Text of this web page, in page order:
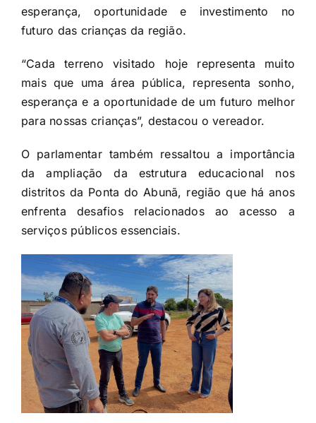
esperança, oportunidade e investimento no
futuro das crianças da região.
“Cada terreno visitado hoje representa muito
mais que uma área pública, representa sonho,
esperança e a oportunidade de um futuro melhor
para nossas crianças”, destacou o vereador.
O parlamentar também ressaltou a importância
da ampliação da estrutura educacional nos
distritos da Ponta do Abunã, região que há anos
enfrenta desafios relacionados ao acesso a
serviços públicos essenciais.